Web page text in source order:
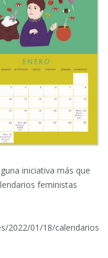
iniciativa más que
feministas
2022/01/18/calendarios-